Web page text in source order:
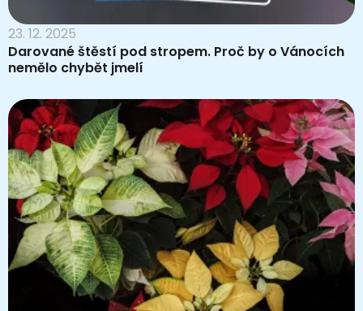
23. 12. 2025
Darované štěstí pod stropem. Proč by o Vánocích
nemělo chybět jmelí